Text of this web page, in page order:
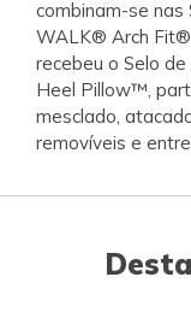
combinam-se nas
WALK® Arch Fit®
recebeu o Selo
Heel Pillow™,
mesclado,
removíveis e